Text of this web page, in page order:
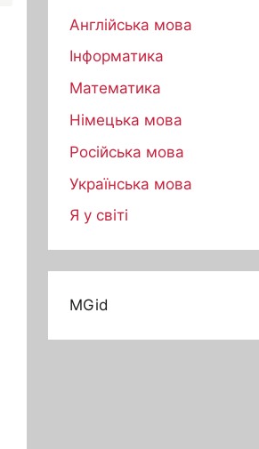
Англійська мова
Інформатика
Математика
Німецька мова
Російська мова
Українська мова
Я у світі
MGid